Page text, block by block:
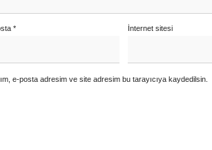
* İnternet sitesi
e-posta adresim ve site adresim bu tarayıcıya kaydedilsin.